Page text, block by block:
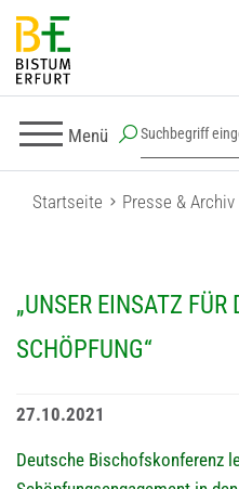
Menü
Startseite Presse & Archiv
„UNSER EINSATZ FÜR
SCHÖPFUNG“
27.10.2021
Deutsche Bischofskonferenz